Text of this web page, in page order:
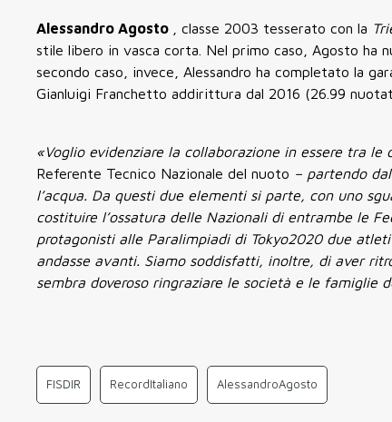
Alessandro Agosto , classe 2003 tesserato con la
stile libero in vasca corta. Nel primo caso, Agosto ha
secondo caso, invece, Alessandro ha completato la
Gianluigi Franchetto addirittura dal 2016 (26.99
«Voglio evidenziare la collaborazione in essere tra le
Referente Tecnico Nazionale del nuoto – partendo
l’acqua. Da questi due elementi si parte, con uno
costituire l’ossatura delle Nazionali di entrambe le
protagonisti alle Paralimpiadi di Tokyo2020 due
andasse avanti. Siamo soddisfatti, inoltre, di aver
sembra doveroso ringraziare le società e le
FISDIR RecordItaliano AlessandroAgosto